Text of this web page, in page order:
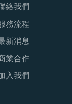
絡我們
務流程
新消息
業合作
入我們